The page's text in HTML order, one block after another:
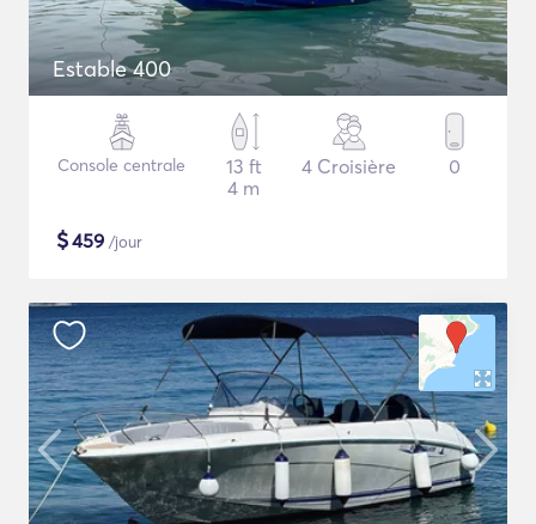
Estable 400
Console centrale
13 ft
4 m
4 Croisière 0
$459 /jour